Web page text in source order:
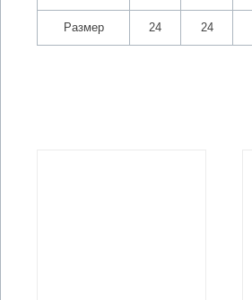
Размер 24 24